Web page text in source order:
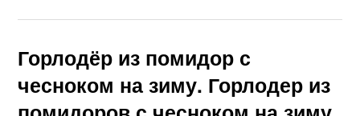
Горлодёр из помидор с
чесноком на зиму. Горлодер из